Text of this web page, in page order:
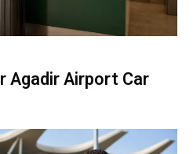
Agadir Airport Car